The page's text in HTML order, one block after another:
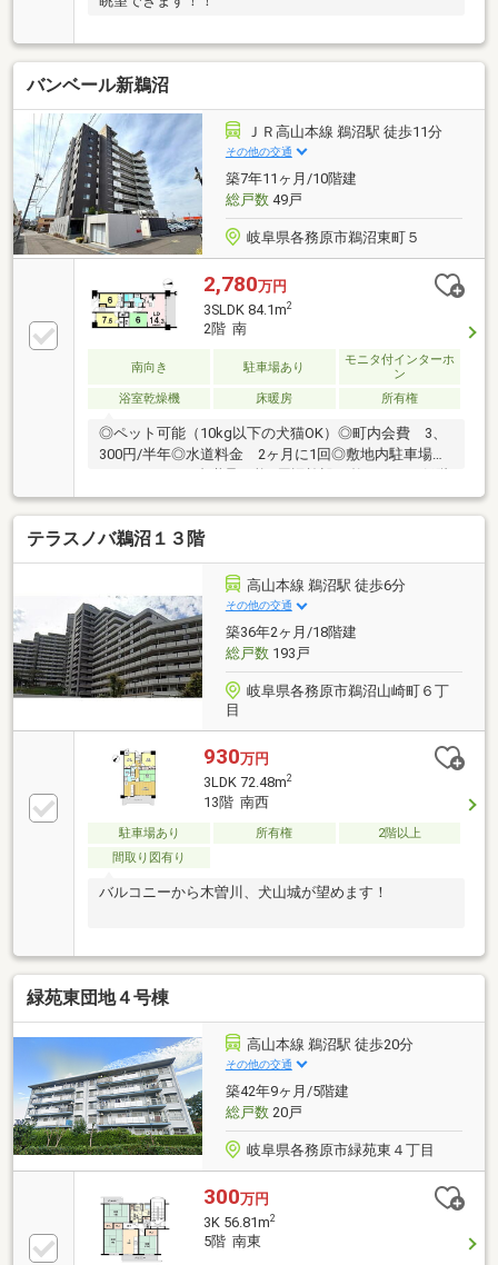
バンベール新鵜沼
ＪＲ高山本線 鵜沼駅 徒歩11分
その他の交通
築7年11ヶ月/10階建
総戸数49戸
岐阜県各務原市鵜沼東町５
2,780万円
3SLDK 84.1m2
2階 南
南向き 駐車場あり
モニタ付インターホ
ン
浴室乾燥機
床暖房 所有権
◎ペット可能（10kg以下の犬猫OK）◎町内会費 3、
300円/半年◎水道料金 2ヶ月に1回◎敷地内駐車場
層でセカンドライフにもおすすめ！●室内の状態もき
れいなのですぐ住めます◎こちらの物件につきまし
て、ご来店いただきますと住宅ローン以外の収支を加
味した生涯バージョンの無料プランニングもできます
♪お気軽にご相談ください(^^)/TEL：0120-315-300◇メ
ールでのお問い合わせの際は、担当者より折り返しお
電話またはメールにてご連絡させていただきます☆
テラスノバ鵜沼１３階
高山本線 鵜沼駅 徒歩6分
その他の交通
築36年2ヶ月/18階建
総戸数193戸
岐阜県各務原市鵜沼山崎町６丁
目
930万円
3LDK 72.48m2
13階 南西
駐車場あり 所有権
2階以上
間取り図有り
バルコニーから木曽川、犬山城が望めます！
緑苑東団地４号棟
高山本線 鵜沼駅 徒歩20分
その他の交通
築42年9ヶ月/5階建
総戸数20戸
岐阜県各務原市緑苑東４丁目
300万円
3K 56.81m2
5階 南東